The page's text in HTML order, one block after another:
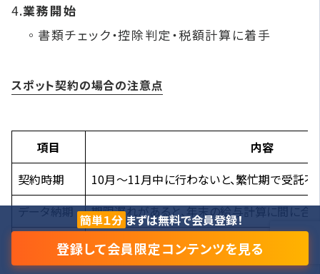
4.業務開始
◦書類チェック・控除判定・税額計算に着手
スポット契約の場合の注意点
項目
内容
契約時期
10月〜11月中に行わないと、繁忙期で受託
データ納期
期限遅れがあると、年末の給与計算に間に合
源泉徴収票／法定調書合計表／納付書など
簡単１分 まずは無料で会員登録！
登録して会員限定コンテンツを見る